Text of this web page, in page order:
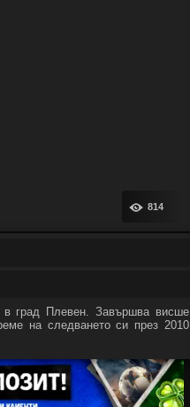
814
град Плевен. Завършва висше
на следването си през 2010